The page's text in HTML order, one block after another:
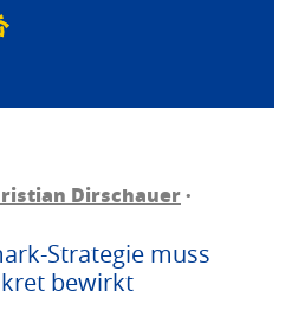
Dirschauer·
Strategie muss
bewirkt